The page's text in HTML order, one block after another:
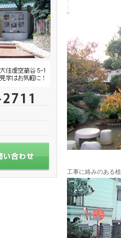
工事に絡みのある